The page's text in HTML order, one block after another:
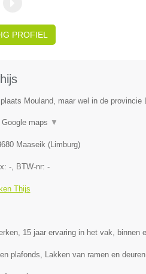
PROFIEL
Mouland, maar wel in de provincie
Google maps ▼
Maaseik(Limburg)
-, BTW-nr: -
Thijs
15 jaar ervaring in het vak, binnen
plafonds, Lakken van ramen en